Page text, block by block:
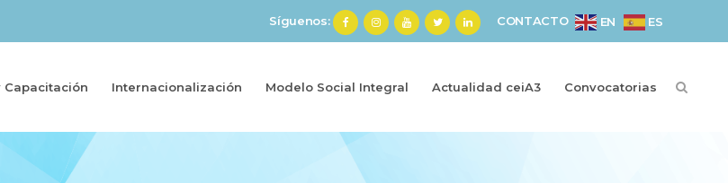
Síguenos: CONTACTO EN ES
Capacitación Internacionalización Modelo Social Integral Actualidad ceiA3 Convocatorias